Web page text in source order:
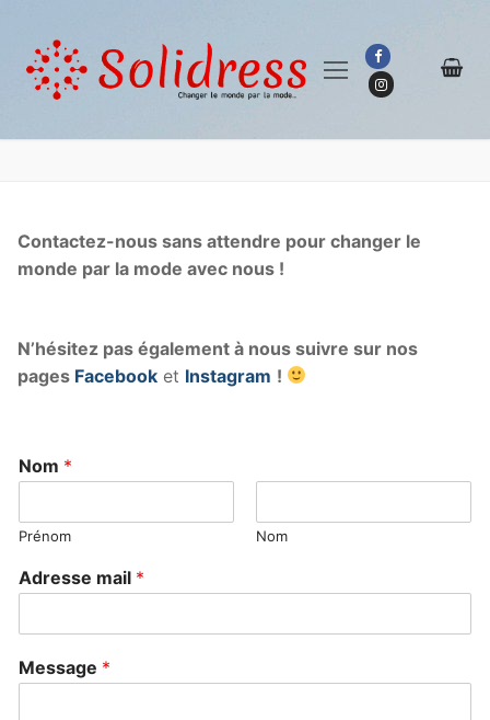
contenu
Contactez-nous sans attendre pour changer le
monde par la mode avec nous !
N’hésitez pas également à nous suivre sur nos
pages Facebook et Instagram !
Nom *
Prénom Nom
Adresse mail *
Message *